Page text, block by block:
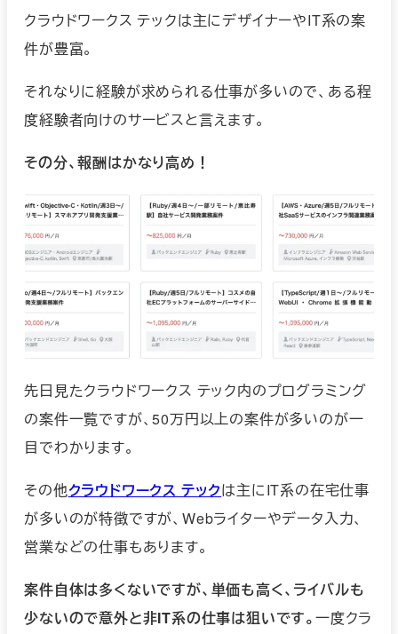
クラウドワークス テックは主にデザイナーやIT系の案
件が豊富。
それなりに経験が求められる仕事が多いので、ある程
度経験者向けのサービスと言えます。
その分、報酬はかなり高め！
先日見たクラウドワークス テック内のプログラミング
の案件一覧ですが、50万円以上の案件が多いのが一
目でわかります。
その他クラウドワークス テックは主にIT系の在宅仕事
が多いのが特徴ですが、Webライターやデータ入力、
営業などの仕事もあります。
案件自体は多くないですが、単価も高く、ライバルも
少ないので意外と非IT系の仕事は狙いです。一度クラ